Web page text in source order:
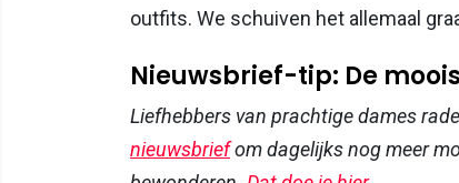
outfits. We schuiven het allemaal
Nieuwsbrief-tip: De
Liefhebbers van prachtige dames
nieuwsbriefom dagelijks nog meer